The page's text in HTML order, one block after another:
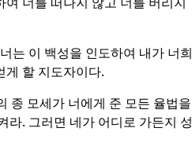
는 이 백성을 인도하여 내가 너희
게 할 지도자이다.
종 모세가 너에게 준 모든 율법을
라. 그러면 네가 어디로 가든지 성